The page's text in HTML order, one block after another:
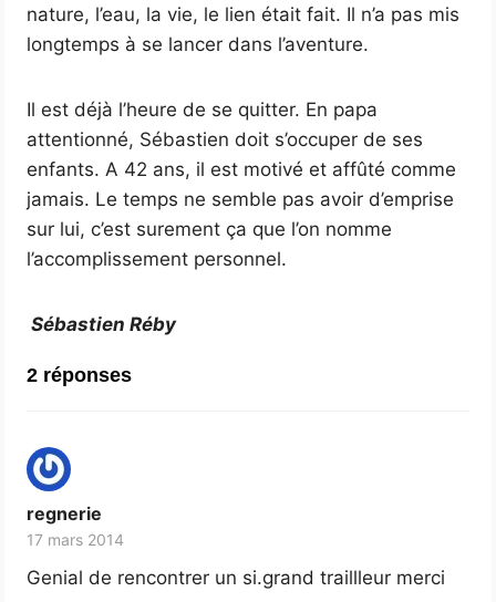
nature, l’eau, la vie, le lien était fait. Il n’a pas mis
longtemps à se lancer dans l’aventure.
Il est déjà l’heure de se quitter. En papa
attentionné, Sébastien doit s’occuper de ses
enfants. A 42 ans, il est motivé et affûté comme
jamais. Le temps ne semble pas avoir d’emprise
sur lui, c’est surement ça que l’on nomme
l’accomplissement personnel.
Sébastien Réby
2 réponses
regnerie
17 mars 2014
Genial de rencontrer un si.grand traillleur merci